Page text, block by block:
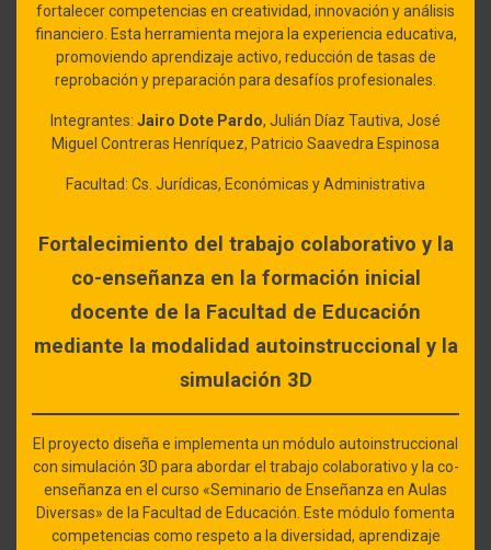
fortalecer competencias en creatividad, innovación y análisis
financiero. Esta herramienta mejora la experiencia educativa,
promoviendo aprendizaje activo, reducción de tasas de
reprobación y preparación para desafíos profesionales.
Integrantes: Jairo Dote Pardo, Julián Díaz Tautiva, José
Miguel Contreras Henríquez, Patricio Saavedra Espinosa
Facultad: Cs. Jurídicas, Económicas y Administrativa
Fortalecimiento del trabajo colaborativo y la
co-enseñanza en la formación inicial
docente de la Facultad de Educación
mediante la modalidad autoinstruccional y la
simulación 3D
El proyecto diseña e implementa un módulo autoinstruccional
con simulación 3D para abordar el trabajo colaborativo y la co-
enseñanza en el curso «Seminario de Enseñanza en Aulas
Diversas» de la Facultad de Educación. Este módulo fomenta
competencias como respeto a la diversidad, aprendizaje